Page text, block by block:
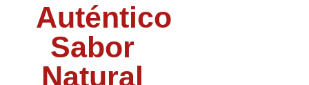
Auténtico
Sabor
Natural